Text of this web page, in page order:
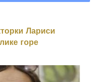
Лариси
горе